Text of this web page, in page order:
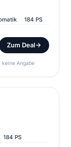
184 PS
Zum Deal
keine Angabe
184 PS